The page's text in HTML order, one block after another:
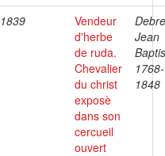
1839
Vendeur
d'herbe
de ruda.
Chevalier
du christ
exposè
dans son
cercueil
ouvert
Jean
1768-
1848